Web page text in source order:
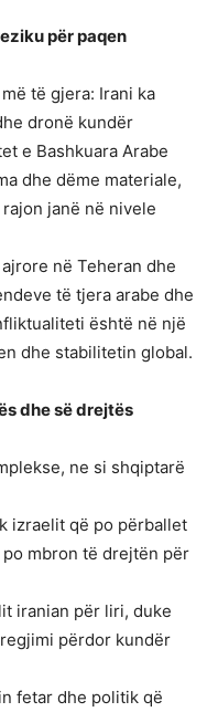
për paqen
të gjera: Irani ka
dronë kundër
e Bashkuara Arabe
dhe dëme materiale,
janë në nivele
në Teheran dhe
të tjera arabe dhe
është në një
dhe stabilitetin global.
dhe së drejtës
ne si shqiptarë
izraelit që po përballet
mbron të drejtën për
iranian për liri, duke
përdor kundër
fetar dhe politik që